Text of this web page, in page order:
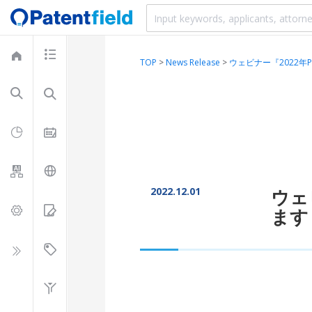
TOP >News Release > ウェビナー『2022年
2022.12.01 ウ
ま